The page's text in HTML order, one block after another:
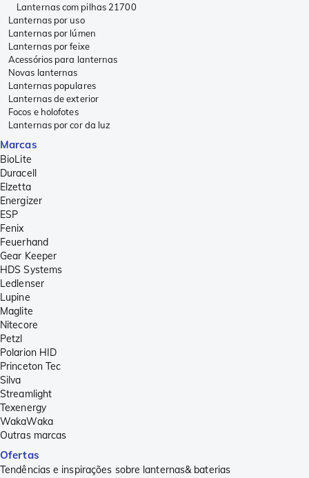
Lanternas com pilhas 21700
Lanternas por uso
Lanternas por lúmen
Lanternas por feixe
Acessórios para lanternas
Novas lanternas
Lanternas populares
Lanternas de exterior
Focos e holofotes
Lanternas por cor da luz
Marcas
BioLite
Duracell
Elzetta
Energizer
ESP
Fenix
Feuerhand
Gear Keeper
HDS Systems
Ledlenser
Lupine
Maglite
Nitecore
Petzl
Polarion HID
Princeton Tec
Silva
Streamlight
Texenergy
WakaWaka
Outras marcas
Ofertas
Tendências e inspirações sobre lanternas& baterias